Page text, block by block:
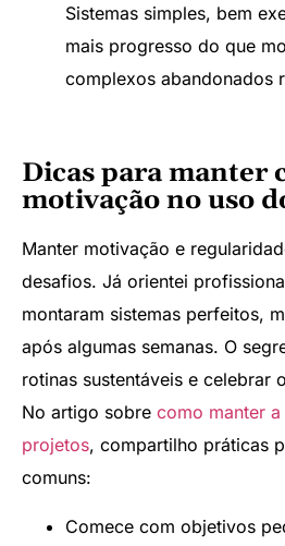
Sistemas simples, bem
mais progresso do que
complexos abandonados
Dicas para manter
motivação no uso
Manter motivação e
desafios. Já orientei
montaram sistemas perfeitos,
após algumas semanas. O
rotinas sustentáveis e celebrar
No artigo sobre como manter
projetos, compartilho práticas
comuns:
Comece com objetivos